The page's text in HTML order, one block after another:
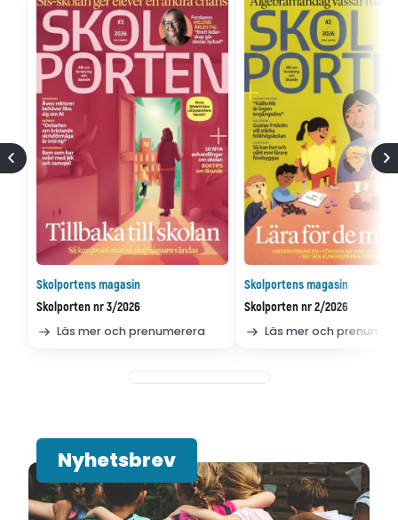
Skolportens magasin
Skolporten nr 3/2026
Läs mer och prenumerera
Skolportens magasin
Skolporten nr 2/2026
Läs mer och
Nyhetsbrev